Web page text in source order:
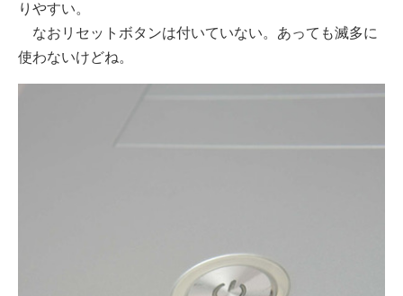
りやすい。
なおリセットボタンは付いていない。あっても滅多に
使わないけどね。